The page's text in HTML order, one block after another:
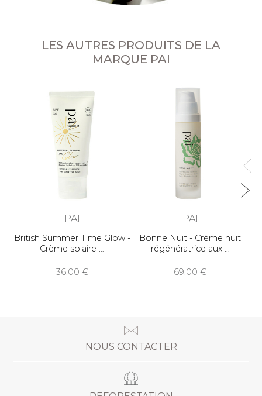
LES AUTRES PRODUITS DE LA
MARQUE PAI
PAI
British Summer Time Glow -
Crème solaire
36,00
PAI
Bonne Nuit - Crème nuit
régénératrice aux
69,00
NOUS CONTACTER